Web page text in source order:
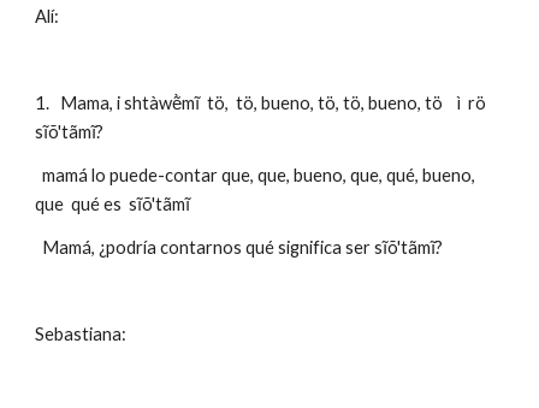
Alí:
1.   Mama, i shtàwẽ̀mĩ  tö,  tö, bueno, tö, tö, bueno, tö    ì  rö
sĩõ'tãmĩ?
  mamá lo puede-contar que, que, bueno, que, qué, bueno,
que  qué es  sĩõ'tãmĩ
  Mamá, ¿podría contarnos qué significa ser sĩõ'tãmĩ?
Sebastiana: